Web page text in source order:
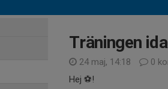
Träningen
24 maj, 14:18
0
Hej ⚽!